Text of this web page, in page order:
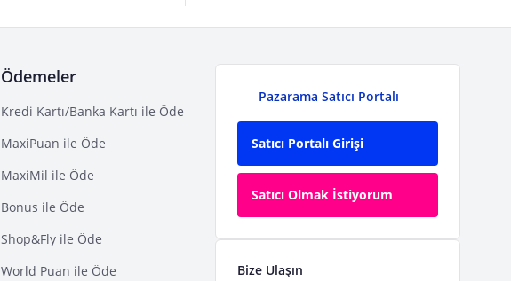
Ödemeler
Kredi Kartı/Banka Kartı ile Öde
MaxiPuan ile Öde
MaxiMil ile Öde
Bonus ile Öde
Shop&Fly ile Öde
World Puan ile Öde
Pazarama Satıcı Portalı
Satıcı Portalı Girişi
Satıcı Olmak İstiyorum
Bize Ulaşın